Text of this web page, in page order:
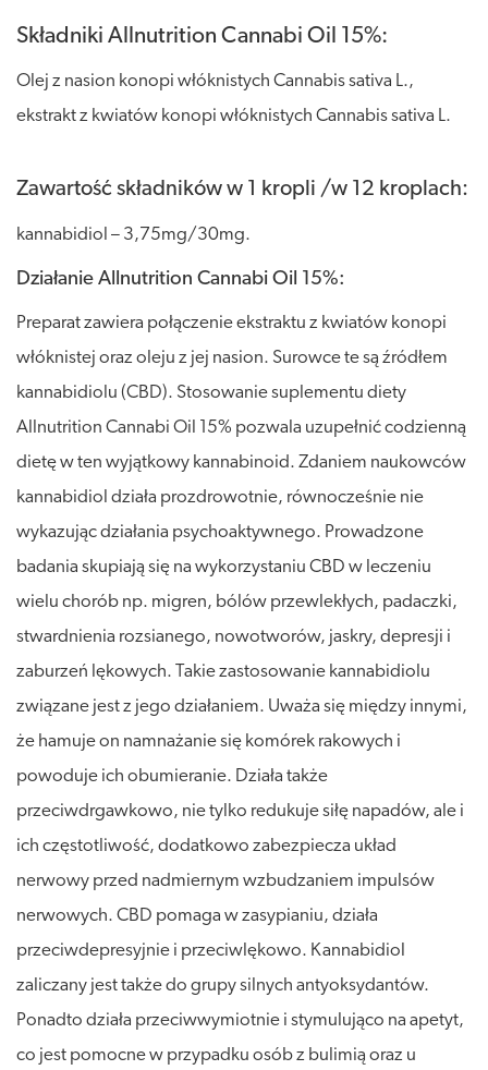
Składniki Allnutrition Cannabi Oil 15%:
Olej z nasion konopi włóknistych Cannabis sativa L.,
ekstrakt z kwiatów konopi włóknistych Cannabis sativa L.
Zawartość składników w 1 kropli /w 12 kroplach:
kannabidiol – 3,75mg/30mg.
Działanie Allnutrition Cannabi Oil 15%:
Preparat zawiera połączenie ekstraktu z kwiatów konopi
włóknistej oraz oleju z jej nasion. Surowce te są źródłem
kannabidiolu (CBD). Stosowanie suplementu diety
Allnutrition Cannabi Oil 15% pozwala uzupełnić codzienną
dietę w ten wyjątkowy kannabinoid. Zdaniem naukowców
kannabidiol działa prozdrowotnie, równocześnie nie
wykazując działania psychoaktywnego. Prowadzone
badania skupiają się na wykorzystaniu CBD w leczeniu
wielu chorób np. migren, bólów przewlekłych, padaczki,
stwardnienia rozsianego, nowotworów, jaskry, depresji i
zaburzeń lękowych. Takie zastosowanie kannabidiolu
związane jest z jego działaniem. Uważa się między innymi,
że hamuje on namnażanie się komórek rakowych i
powoduje ich obumieranie. Działa także
przeciwdrgawkowo, nie tylko redukuje siłę napadów, ale i
ich częstotliwość, dodatkowo zabezpiecza układ
nerwowy przed nadmiernym wzbudzaniem impulsów
nerwowych. CBD pomaga w zasypianiu, działa
przeciwdepresyjnie i przeciwlękowo. Kannabidiol
zaliczany jest także do grupy silnych antyoksydantów.
Ponadto działa przeciwwymiotnie i stymulująco na apetyt,
co jest pomocne w przypadku osób z bulimią oraz u